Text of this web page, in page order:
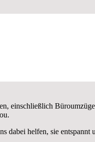
einschließlich
dabei helfen, sie entspannt